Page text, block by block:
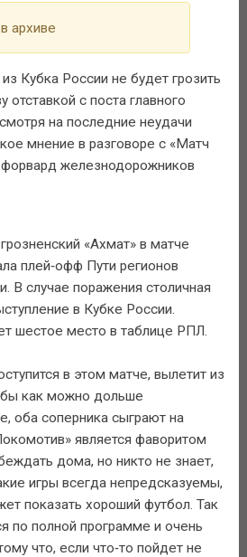
архиве
Кубка России не будет грозить
отставкой с поста главного
на последние неудачи
мнение в разговоре с «Матч
железнодорожников
«Ахмат» в матче
плей‑офф Пути регионов
В случае поражения столичная
в Кубке России.
шестое место в таблице РПЛ.
в этом матче, вылетит из
как можно дольше
оба соперника сыграют на
является фаворитом
дома, но никто не знает,
игры всегда непредсказуемы,
показать хороший футбол. Так
по полной программе и очень
что, если что‑то пойдет не